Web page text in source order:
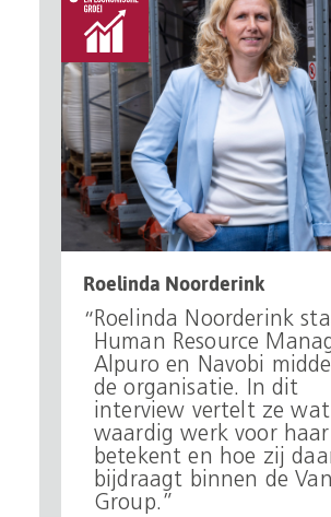
Roelinda Noorderink
Roelinda Noorderink
Human Resource
Alpuro en Navobi
de organisatie. In dit
interview vertelt ze wat
waardig werk voor haar
betekent en hoe zij
bijdraagt binnen de
Group.